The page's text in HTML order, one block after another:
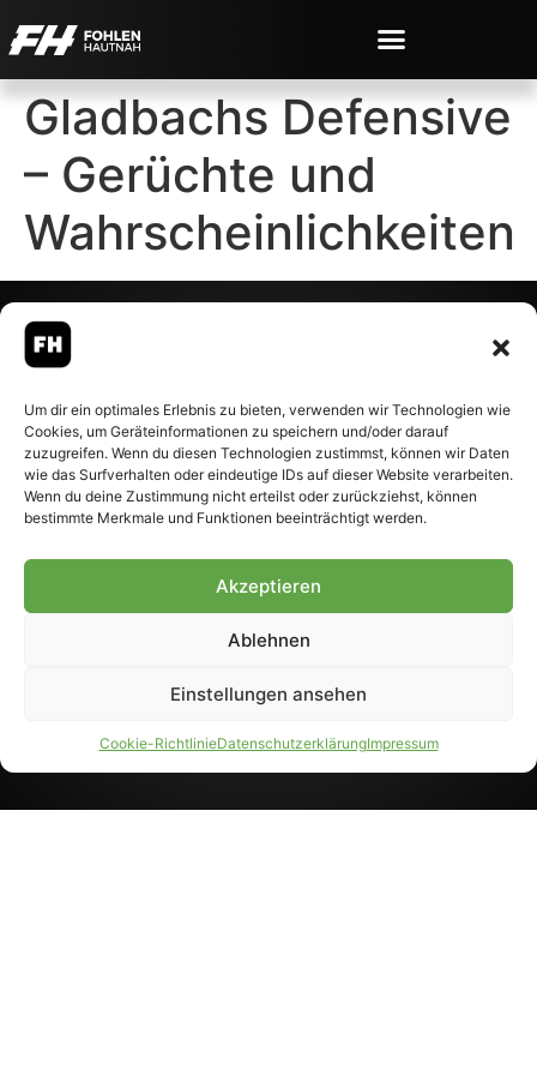
Um dir ein optimales Erlebnis zu bieten, verwenden wir Technologien wie
Cookies, um Geräteinformationen zu speichern und/oder darauf
zuzugreifen. Wenn du diesen Technologien zustimmst, können wir Daten
wie das Surfverhalten oder eindeutige IDs auf dieser Website verarbeiten.
Wenn du deine Zustimmung nicht erteilst oder zurückziehst, können
bestimmte Merkmale und Funktionen beeinträchtigt werden.
Akzeptieren
Ablehnen
Einstellungen ansehen
Cookie-RichtlinieDatenschutzerklärungImpressum
Gladbachs Defensive
– Gerüchte und
Wahrscheinlichkeiten
– Alle rechte vorbehalten.
Fohlen-Hautnah.de ist ein
offiziell eingetragenes Magazin
bei der Deutschen
Nationalbibliothek (ISSN 1868-
Weiterverarbeitung, auch
Genehmigung.
PARTNER WERDEN
AGB